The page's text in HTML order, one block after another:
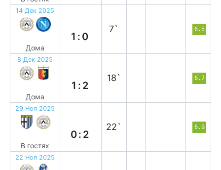
14 Дек 2025
Дома
1:0
7` 6.5
8 Дек 2025
Дома
1:2
18` 6.7
29 Ноя 2025
В гостях
0:2
22` 6.9
22 Ноя 2025